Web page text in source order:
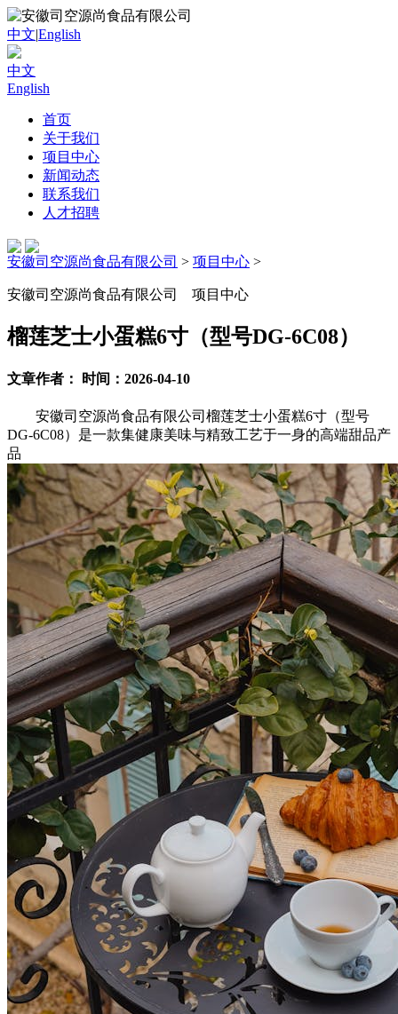
中文|English
中文
English
首页
关于我们
项目中心
新闻动态
联系我们
人才招聘
安徽司空源尚食品有限公司 > 项目中心 >
安徽司空源尚食品有限公司 项目中心
榴莲芝士小蛋糕6寸（型号DG-6C08）
文章作者： 时间：2026-04-10
安徽司空源尚食品有限公司榴莲芝士小蛋糕6寸（型号
DG-6C08）是一款集健康美味与精致工艺于一身的高端甜品产
品